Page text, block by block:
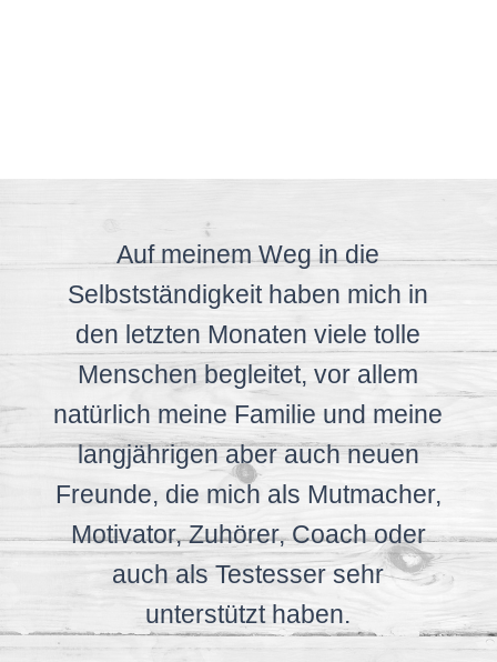
Auf meinem Weg in die
Selbstständigkeit haben mich in
den letzten Monaten viele tolle
Menschen begleitet, vor allem
natürlich meine Familie und meine
langjährigen aber auch neuen
Freunde, die mich als Mutmacher,
Motivator, Zuhörer, Coach oder
auch als Testesser sehr
unterstützt haben.